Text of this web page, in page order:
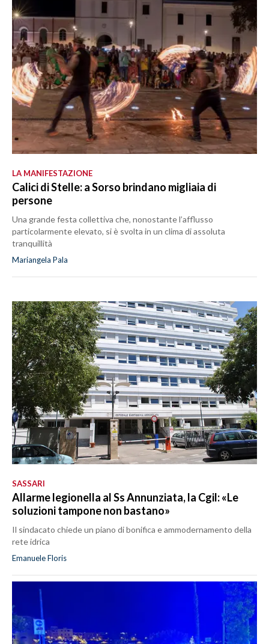
LA MANIFESTAZIONE
Calici di Stelle: a Sorso brindano migliaia di
persone
Una grande festa collettiva che, nonostante l’afflusso
particolarmente elevato, si è svolta in un clima di assoluta
tranquillità
Mariangela Pala
SASSARI
Allarme legionella al Ss Annunziata, la Cgil: «Le
soluzioni tampone non bastano»
Il sindacato chiede un piano di bonifica e ammodernamento della
rete idrica
Emanuele Floris